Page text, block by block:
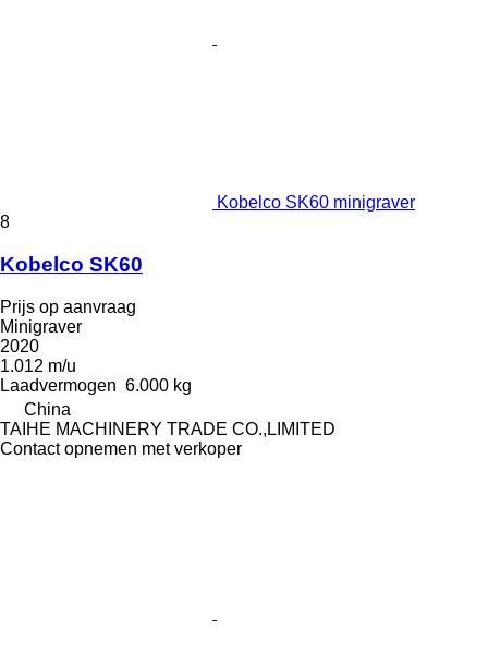
Kobelco SK60 minigraver
8
Kobelco SK60
Prijs op aanvraag
Minigraver
2020
1.012 m/u
Laadvermogen 6.000 kg
China
TAIHE MACHINERY TRADE CO.,LIMITED
Contact opnemen met verkoper